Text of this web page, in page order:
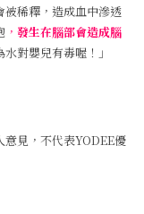
稀釋，造成血中滲透
， 發生在腦部會造成腦
水對嬰兒有毒喔！」
意見，不代表YODEE優